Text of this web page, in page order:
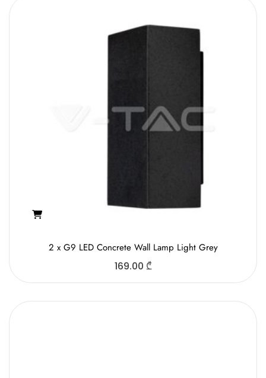
2 x G9 LED Concrete Wall Lamp Light Grey
169.00 ₾